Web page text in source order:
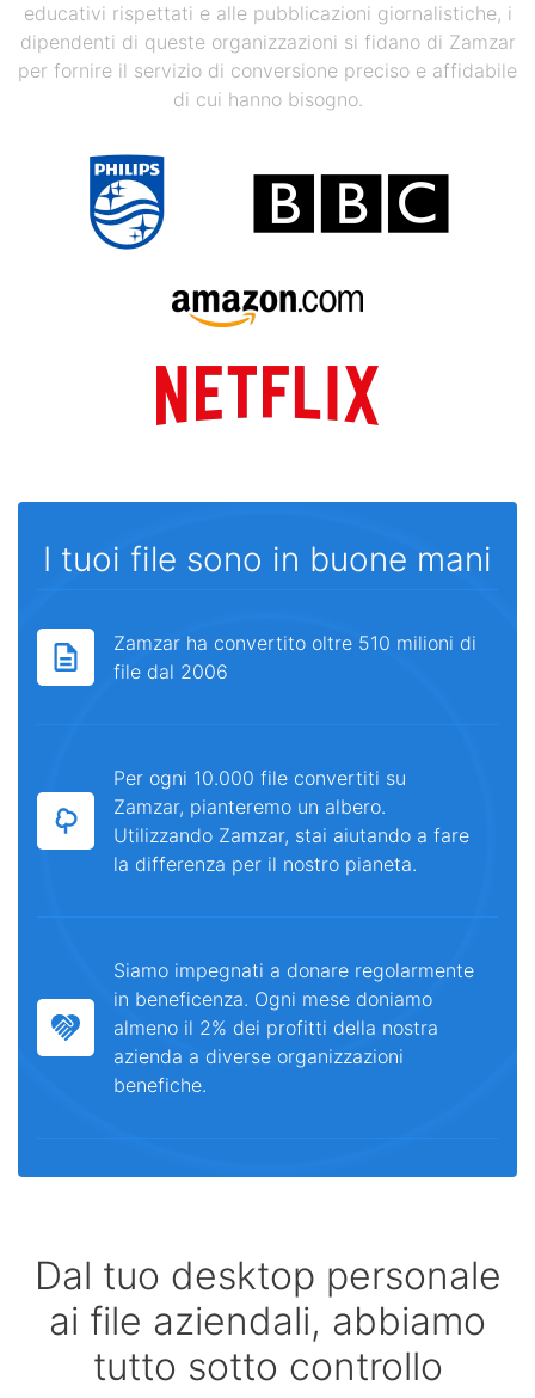
educativi rispettati e alle pubblicazioni giornalistiche, i
dipendenti di queste organizzazioni si fidano di Zamzar
per fornire il servizio di conversione preciso e affidabile
di cui hanno bisogno.
I tuoi file sono in buone mani
Zamzar ha convertito oltre 510 milioni di
file dal 2006
Per ogni 10.000 file convertiti su
Zamzar, pianteremo un albero.
Utilizzando Zamzar, stai aiutando a fare
la differenza per il nostro pianeta.
Siamo impegnati a donare regolarmente
in beneficenza. Ogni mese doniamo
almeno il 2% dei profitti della nostra
azienda a diverse organizzazioni
benefiche.
Dal tuo desktop personale
ai file aziendali, abbiamo
tutto sotto controllo